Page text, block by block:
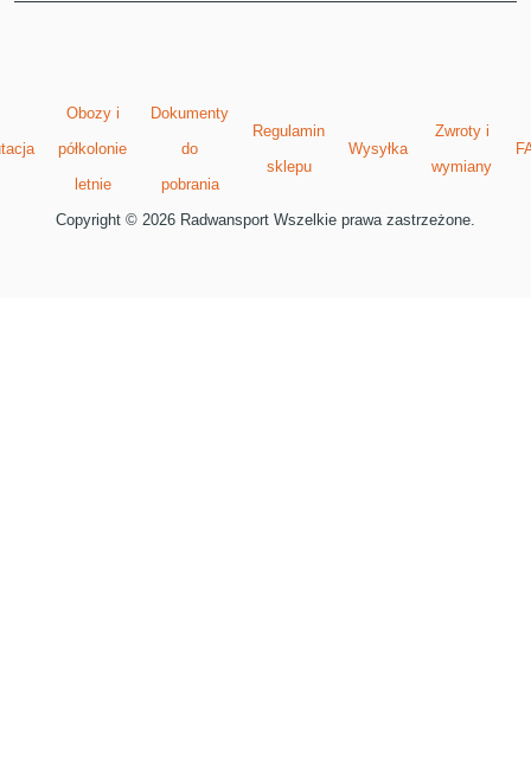
Obozy i
półkolonie
letnie
Dokumenty
do
pobrania
Regulamin
sklepu
Wysyłka
Zwroty i
wymiany
Copyright © 2026 Radwansport Wszelkie prawa zastrzeżone.